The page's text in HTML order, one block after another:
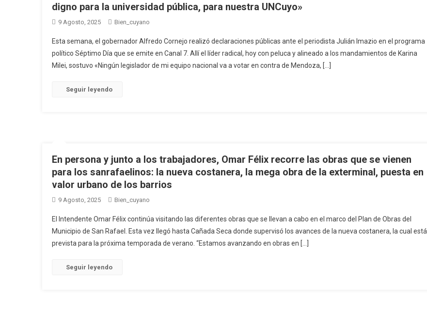
digno para la universidad pública, para nuestra UNCuyo»
9 Agosto, 2025 Bien_cuyano
Esta semana, el gobernador Alfredo Cornejo realizó declaraciones públicas ante el periodista Julián Imazio en el programa
político Séptimo Día que se emite en Canal 7. Allí el líder radical, hoy con peluca y alineado a los mandamientos de Karina
Milei, sostuvo «Ningún legislador de mi equipo nacional va a votar en contra de Mendoza, […]
Seguir leyendo
En persona y junto a los trabajadores, Omar Félix recorre las obras que se vienen
para los sanrafaelinos: la nueva costanera, la mega obra de la exterminal, puesta en
valor urbano de los barrios
9 Agosto, 2025 Bien_cuyano
El Intendente Omar Félix continúa visitando las diferentes obras que se llevan a cabo en el marco del Plan de Obras del
Municipio de San Rafael. Esta vez llegó hasta Cañada Seca donde supervisó los avances de la nueva costanera, la cual está
prevista para la próxima temporada de verano. “Estamos avanzando en obras en […]
Seguir leyendo